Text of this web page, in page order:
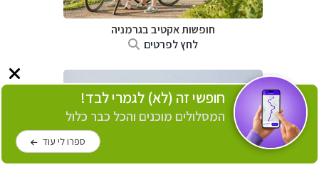
חופשות אקטיב בגרמניה
לחץ לפרטים
חופשי זה (לא) לגמרי לבד!
המסלולים מוכנים והכל כבר כלול
ספרו לי עוד